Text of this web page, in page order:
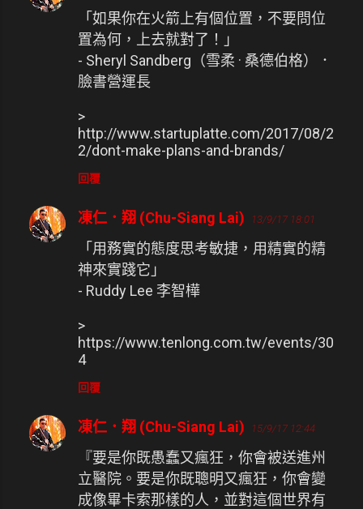
言
「如果你在火箭上有個位置，不要問位
置為何，上去就對了！」
- Sheryl Sandberg（雪柔 · 桑德伯格）．
臉書營運長
>
http://www.startuplatte.com/2017/08/2
2/dont-make-plans-and-brands/
回覆
凍仁．翔 (Chu-Siang Lai) 13/9/17 18:01
「用務實的態度思考敏捷，用精實的精
神來實踐它」
- Ruddy Lee 李智樺
>
https://www.tenlong.com.tw/events/30
4
回覆
凍仁．翔 (Chu-Siang Lai) 15/9/17 12:44
『要是你既愚蠢又瘋狂，你會被送進州
立醫院。要是你既聰明又瘋狂，你會變
成像畢卡索那樣的人，並對這個世界有